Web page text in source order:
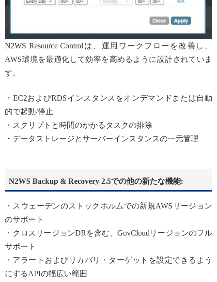
N2WS Resource Controlは、運用ワークフローを改善し、
AWS環境を最適化して効率を高めるように設計されていま
す。
・EC2およびRDSインスタンスをオンデマンドまたは自動
的で起動/停止
・スクリプトと時間のかかるタスクの排除
・データストレージとサーバーインスタンスの一元管理
N2WS Backup & Recovery 2.5での他の新たな機能:
・スウェーデンのストックホルムでの新規AWSリージョン
のサポート
・クロスリージョンDRを含む、GovCloudリージョンのフル
サポート
・アラートおよびリカバリ・ターゲットを設定できるよう
にするAPIの幅広い範囲